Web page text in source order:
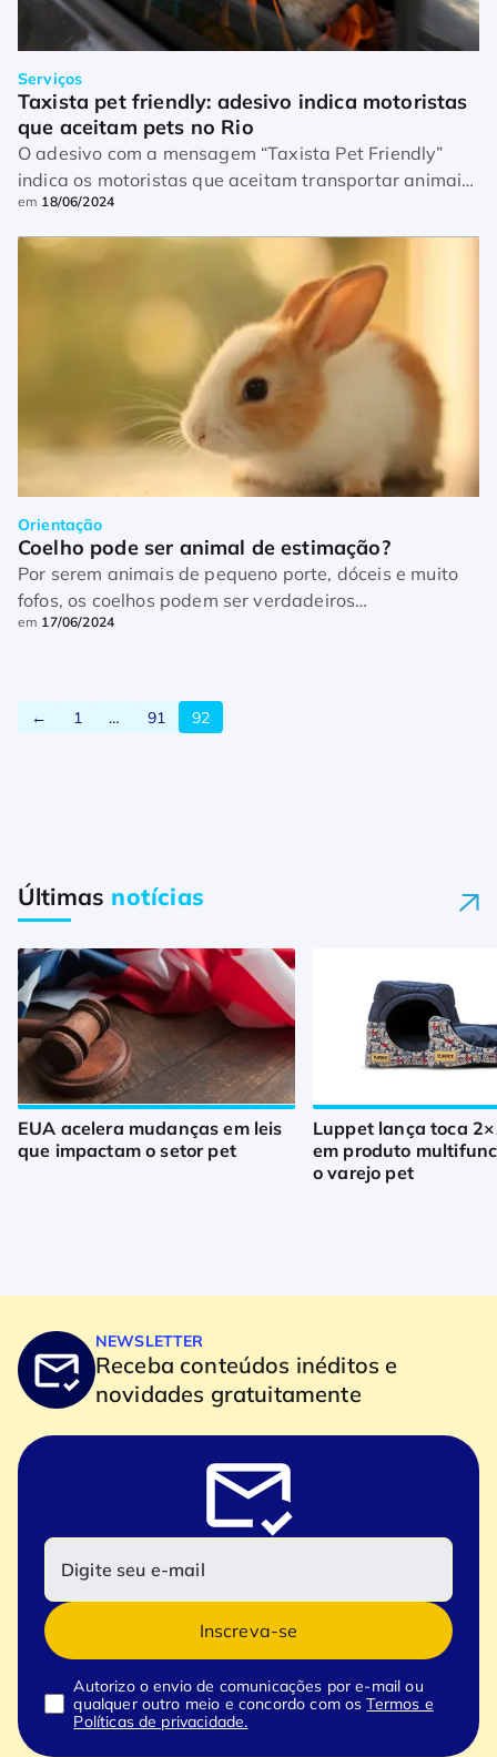
Serviços
Taxista pet friendly: adesivo indica motoristas
que aceitam pets no Rio
O adesivo com a mensagem “Taxista Pet Friendly”
indica os motoristas que aceitam transportar animais
de estimação junto com seus tutores na cidade do Rio
de Janeiro. Depois dos carros […]
em 18/06/2024
Orientação
Coelho pode ser animal de estimação?
Por serem animais de pequeno porte, dóceis e muito
fofos, os coelhos podem ser verdadeiros
companheiros, assim como cachorros, gatos, pássaros
em 17/06/2024
← 1 … 91 92
Últimas notícias
EUA acelera mudanças em leis
que impactam o setor pet
Luppet lança toca
em produto
o varejo pet
NEWSLETTER
Receba conteúdos inéditos e
novidades gratuitamente
Inscreva-se
Autorizo o envio de comunicações por e-mail ou
qualquer outro meio e concordo com osTermos e
Políticas de privacidade.